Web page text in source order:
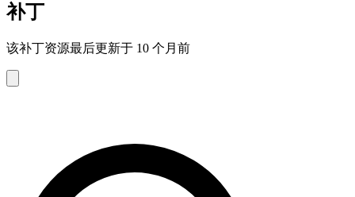
补丁
该补丁资源最后更新于 10 个月前